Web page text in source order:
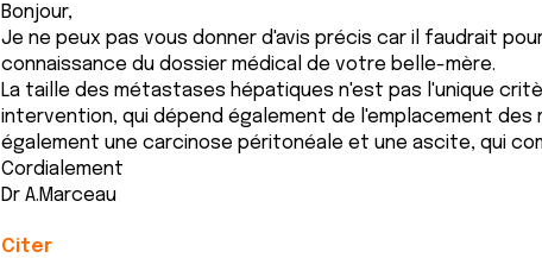
Bonjour,
Je ne peux pas vous donner d'avis précis car il faudrait
connaissance du dossier médical de votre belle-mère.
La taille des métastases hépatiques n'est pas l'unique
intervention, qui dépend également de l'emplacement des
également une carcinose péritonéale et une ascite, qui
Cordialement
Dr A.Marceau
Citer